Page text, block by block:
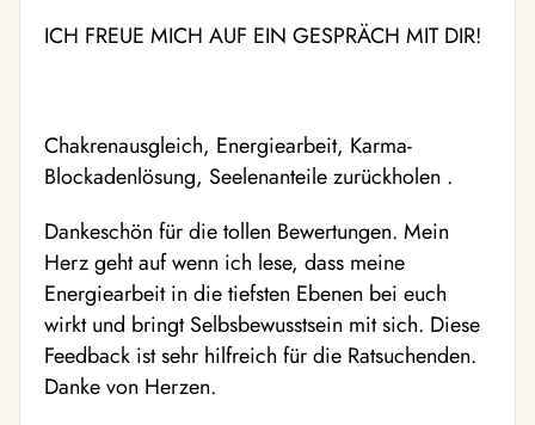
ICH FREUE MICH AUF EIN GESPRÄCH MIT DIR!
Chakrenausgleich, Energiearbeit, Karma-
Blockadenlösung, Seelenanteile zurückholen .
Dankeschön für die tollen Bewertungen. Mein
Herz geht auf wenn ich lese, dass meine
Energiearbeit in die tiefsten Ebenen bei euch
wirkt und bringt Selbsbewusstsein mit sich. Diese
Feedback ist sehr hilfreich für die Ratsuchenden.
Danke von Herzen.